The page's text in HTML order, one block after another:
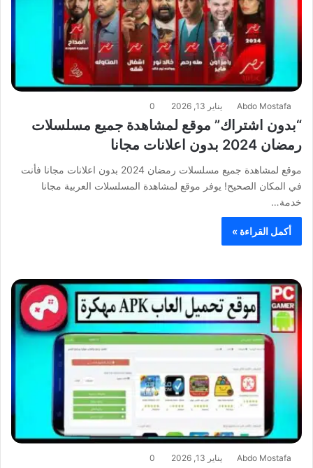
Abdo Mostafa يناير 13, 2026 0
“بدون اشتراك” موقع لمشاهدة جميع مسلسلات
رمضان 2024 بدون اعلانات مجانا
موقع لمشاهدة جميع مسلسلات رمضان 2024 بدون اعلانات مجانا فأنت
في المكان الصحيح! يوفر موقع لمشاهدة المسلسلات العربية مجانا
خدمة…
أكمل القراءة »
Abdo Mostafa يناير 13, 2026 0